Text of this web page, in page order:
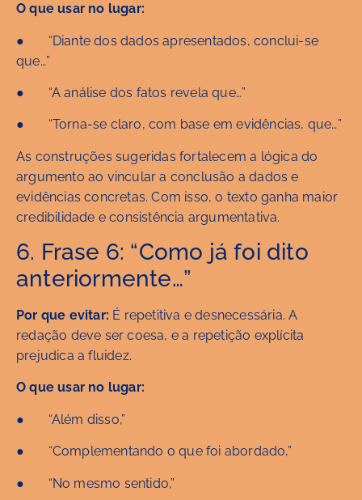
O que usar no lugar:
● “Diante dos dados apresentados, conclui-se
que…”
● “A análise dos fatos revela que…”
● “Torna-se claro, com base em evidências, que…”
As construções sugeridas fortalecem a lógica do
argumento ao vincular a conclusão a dados e
evidências concretas. Com isso, o texto ganha maior
credibilidade e consistência argumentativa.
6. Frase 6: “Como já foi dito
anteriormente…”
Por que evitar: É repetitiva e desnecessária. A
redação deve ser coesa, e a repetição explícita
prejudica a fluidez.
O que usar no lugar:
● “Além disso,”
● “Complementando o que foi abordado,”
● “No mesmo sentido,”